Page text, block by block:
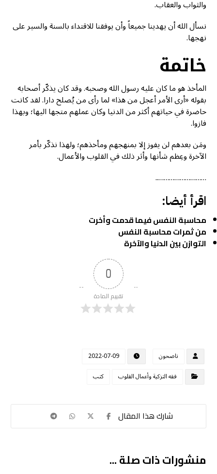
والثواب والعقاب.
نسأل الله أن يهدينا جميعاً وأن يوفقنا للاقتداء بالسنة والسير على
نهجها.
خاتمة
المأخذ هو ما كان عليه رسول الله وصحبه. وقد كان يذكّر أصحابه
بقوله «أرى الأمر أعجل من هذا» لما رأى من يُصلح دارا. لقد كانت
حاضرة في حياتهم أكثر من الدنيا وكان عملهم متجها اليها؛ وبهذا
فازوا.
ومَن بعدهم لن يفوز إلا بمنهجهم ومأخذهم؛ ولهذا نذكّر بأمر
الآخرة وعِظم شأنها وأثر ذلك في القلوب والأعمال.
………………………..
اقرأ أيضا:
محاسبة النفس فيما قدمت وأخرت
من ثمرات محاسبة النفس
التوازن بين الدنيا والآخرة
0
تقييم المادة
ناصحون
2022-07-09
فقه التزكية وأعمال القلوب
كتب
منشورات ذات صلة ...